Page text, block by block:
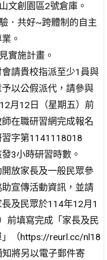
文創園區2號倉庫。
．共好~跨體制的自主
。
實施計畫。
請貴校指派至少1員與
以公假派代，請參與
月12日（星期五）前
在職研習網完成報名
字第1141118018
3小時研習時數。
放家長及一般民眾參
宣傳活動資訊，並請
及民眾於114年12月1
前填寫完成「家長及民
（https://reurl.cc/nl18
知將另以電子郵件寄